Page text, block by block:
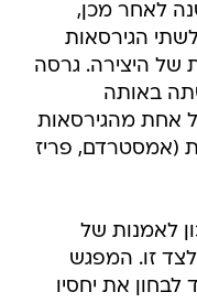
לאחר מכן,
הגירסאות
של היצירה. גרסה
באותה
אחת מהגירסאות
(אמסטרדם, פריז
לאמנות של
לצד זו. המפגש
לבחון את יחסיו